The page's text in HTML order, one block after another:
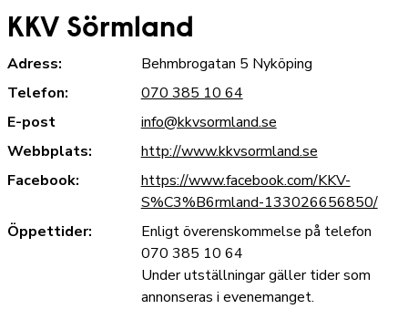
KKV Sörmland
Adress:
Behmbrogatan 5 Nyköping
Telefon:
070 385 10 64
E-post
info@kkvsormland.se
Webbplats:
http://www.kkvsormland.se
Facebook:
https://www.facebook.com/KKV-
S%C3%B6rmland-133026656850/
Öppettider:
Enligt överenskommelse på telefon
070 385 10 64
Under utställningar gäller tider som
annonseras i evenemanget.